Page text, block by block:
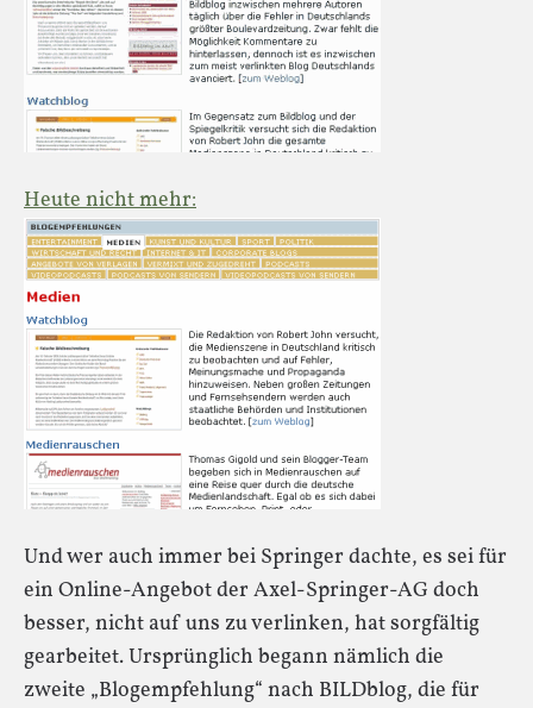
Heute nicht mehr:
Und wer auch immer bei Springer dachte, es sei für
ein Online-Angebot der Axel-Springer-AG doch
besser, nicht auf uns zu verlinken, hat sorgfältig
gearbeitet. Ursprünglich begann nämlich die
zweite „Blogempfehlung“ nach BILDblog, die für